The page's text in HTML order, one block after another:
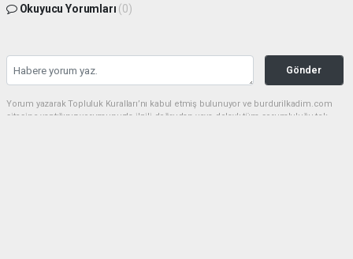
Okuyucu Yorumları (0)
Gönder
Yorum yazarak Topluluk Kuralları’nı kabul etmiş bulunuyor ve burdurilkadim.com
sitesine yaptığınız yorumunuzla ilgili doğrudan veya dolaylı tüm sorumluluğu tek